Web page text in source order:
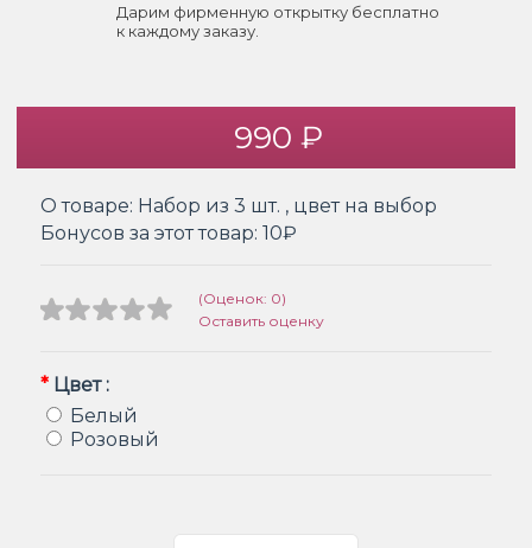
Дарим фирменную открытку бесплатно
к каждому заказу.
990 ₽
О товаре: Набор из 3 шт. , цвет на выбор
Бонусов за этот товар: 10₽
(Оценок: 0)
Оставить оценку
* Цвет :
Белый
Розовый